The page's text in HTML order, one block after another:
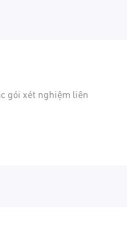
gói xét nghiệm liên